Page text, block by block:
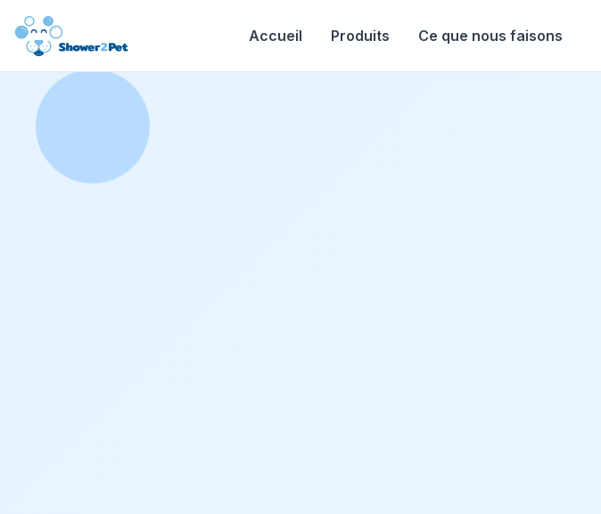
Accueil Produits Ce que nous faisons